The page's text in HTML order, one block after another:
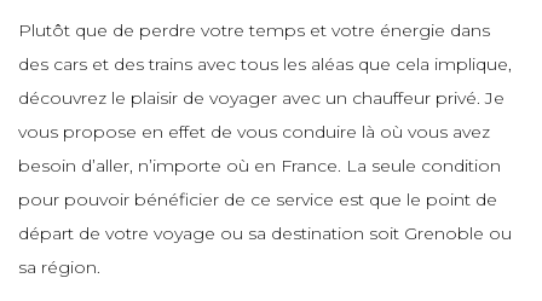
Plutôt que de perdre votre temps et votre énergie dans
des cars et des trains avec tous les aléas que cela implique,
découvrez le plaisir de voyager avec un chauffeur privé. Je
vous propose en effet de vous conduire là où vous avez
besoin d’aller, n’importe où en France. La seule condition
pour pouvoir bénéficier de ce service est que le point de
départ de votre voyage ou sa destination soit Grenoble ou
sa région.